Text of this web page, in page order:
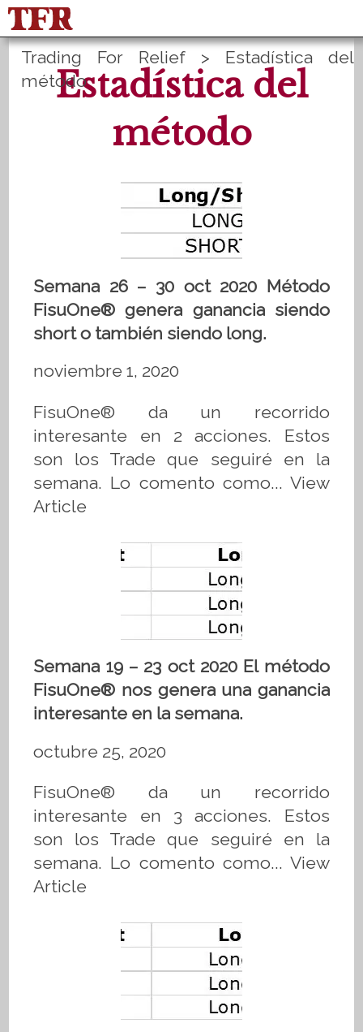
FisuOne® Equilibrio
Inicio de sesión Registrate
Trading For Relief > Estadística del
métodoEstadística del
método
Semana 26 – 30 oct 2020 Método
FisuOne® genera ganancia siendo
short o también siendo long.
noviembre 1, 2020
FisuOne® da un recorrido
interesante en 2 acciones. Estos
son los Trade que seguiré en la
semana. Lo comento como... View
Article
Semana 19 – 23 oct 2020 El método
FisuOne® nos genera una ganancia
interesante en la semana.
octubre 25, 2020
FisuOne® da un recorrido
interesante en 3 acciones. Estos
son los Trade que seguiré en la
semana. Lo comento como... View
Article